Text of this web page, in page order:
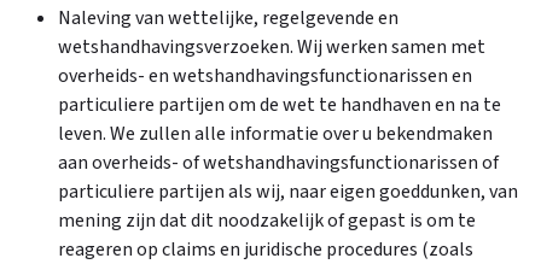
Naleving van wettelijke, regelgevende en
wetshandhavingsverzoeken. Wij werken samen met
overheids- en wetshandhavingsfunctionarissen en
particuliere partijen om de wet te handhaven en na te
leven. We zullen alle informatie over u bekendmaken
aan overheids- of wetshandhavingsfunctionarissen of
particuliere partijen als wij, naar eigen goeddunken, van
mening zijn dat dit noodzakelijk of gepast is om te
reageren op claims en juridische procedures (zoals